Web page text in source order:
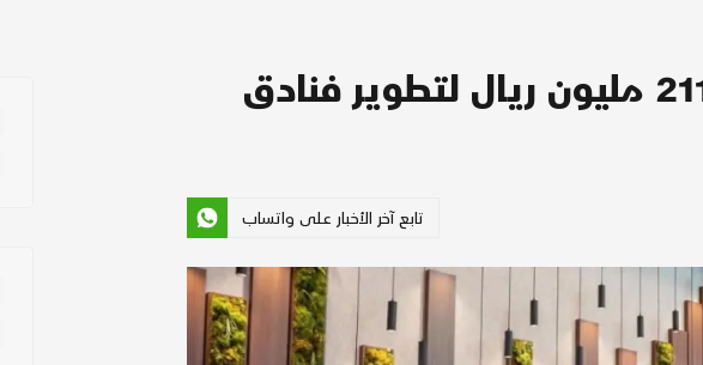
تابع آخر الأخبار على واتساب